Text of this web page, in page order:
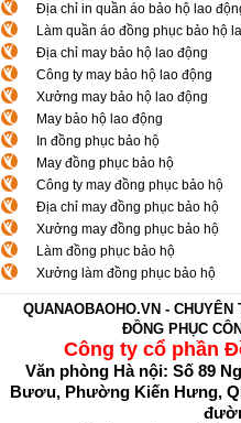
Địa chỉ in quần áo bảo hộ lao
Làm quần áo đồng phục bảo hộ
Địa chỉ may bảo hộ lao động
Công ty may bảo hộ lao động
Xưởng may bảo hộ lao động
May bảo hộ lao động
In đồng phục bảo hộ
May đồng phục bảo hộ
Công ty may đồng phục bảo hộ
Địa chỉ may đồng phục bảo hộ
Xưởng may đồng phục bảo hộ
Làm đồng phục bảo hộ
Xưởng làm đồng phục bảo hộ
QUANAOBAOHO.VN -
ĐỒNG PHỤC
Công ty cổ phần
Văn phòng Hà nội: Số 89
Bươu, Phường Kiến Hưng,